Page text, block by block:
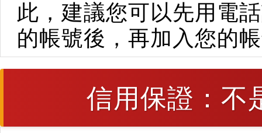
此，建議您可以先用電
的帳號後，再加入您的
信用保證：不